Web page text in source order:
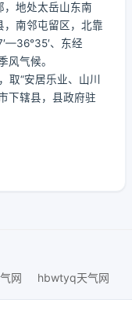
，地处太岳山东南
南邻屯留区，北靠
、东经
风气候。
取“安居乐业、山川
下辖县，县政府驻
网 hbwtyq天气网